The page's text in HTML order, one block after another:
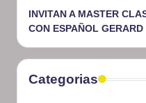
INVITAN A MASTER
CON ESPAÑOL GERARD
Categorias